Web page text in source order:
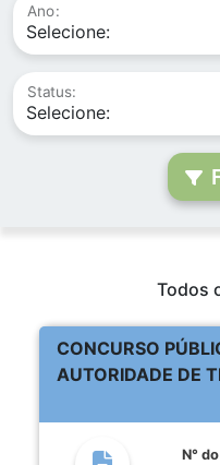
Ano:
Status:
Todos
CONCURSO
AUTORIDADE DE
N°